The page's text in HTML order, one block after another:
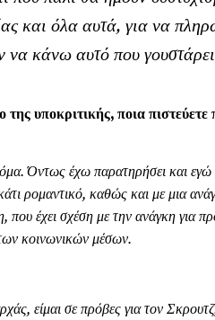
και όλα αυτά, για να
να κάνω αυτό που
υποκριτικής, ποια
Όντως έχω παρατηρήσει και εγώ
ρομαντικό, καθώς και με μια
έχει σχέση με την ανάγκη για
κοινωνικών μέσων.
είμαι σε πρόβες για τον